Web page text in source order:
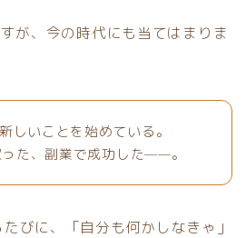
が、今の時代にも当てはまりま
しいことを始めている。
た、副業で成功した——。
びに、「自分も何かしなきゃ」